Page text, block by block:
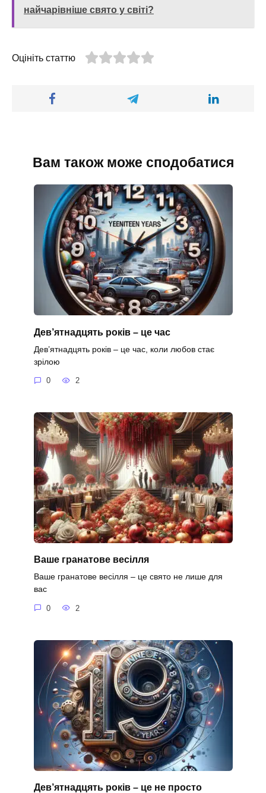
найчарівніше свято у світі?
Оцініть статтю
Вам також може сподобатися
Дев’ятнадцять років – це час
Дев’ятнадцять років – це час, коли любов стає
зрілою
0 2
Ваше гранатове весілля
Ваше гранатове весілля – це свято не лише для
вас
0 2
Дев’ятнадцять років – це не просто